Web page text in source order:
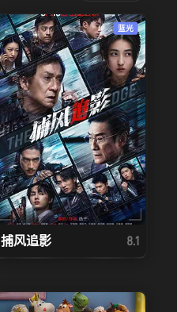
蓝光
捕风追影 8.1